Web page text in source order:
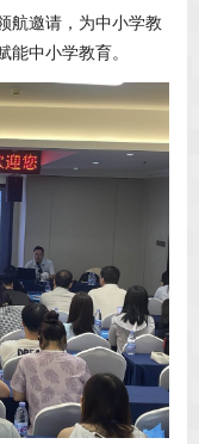
航邀请，为中小学教
中小学教育。